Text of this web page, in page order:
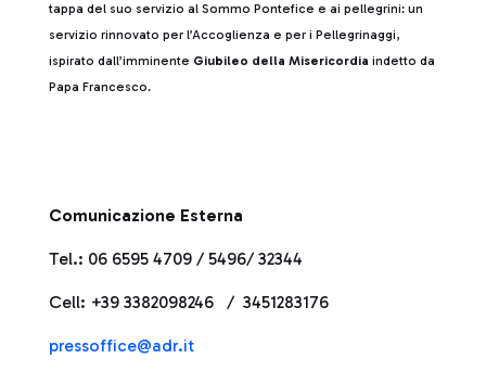
tappa del suo servizio al Sommo Pontefice e ai pellegrini: un
servizio rinnovato per l’Accoglienza e per i Pellegrinaggi,
ispirato dall’imminente Giubileo della Misericordia indetto da
Papa Francesco.
Comunicazione Esterna
Tel.: 06 6595 4709 / 5496/ 32344
Cell: +39 3382098246 / 3451283176
pressoffice@adr.it